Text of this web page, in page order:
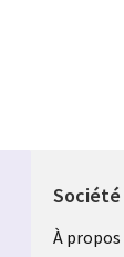
Société
À propos